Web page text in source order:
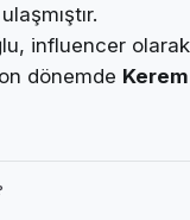
influencer
dönemde